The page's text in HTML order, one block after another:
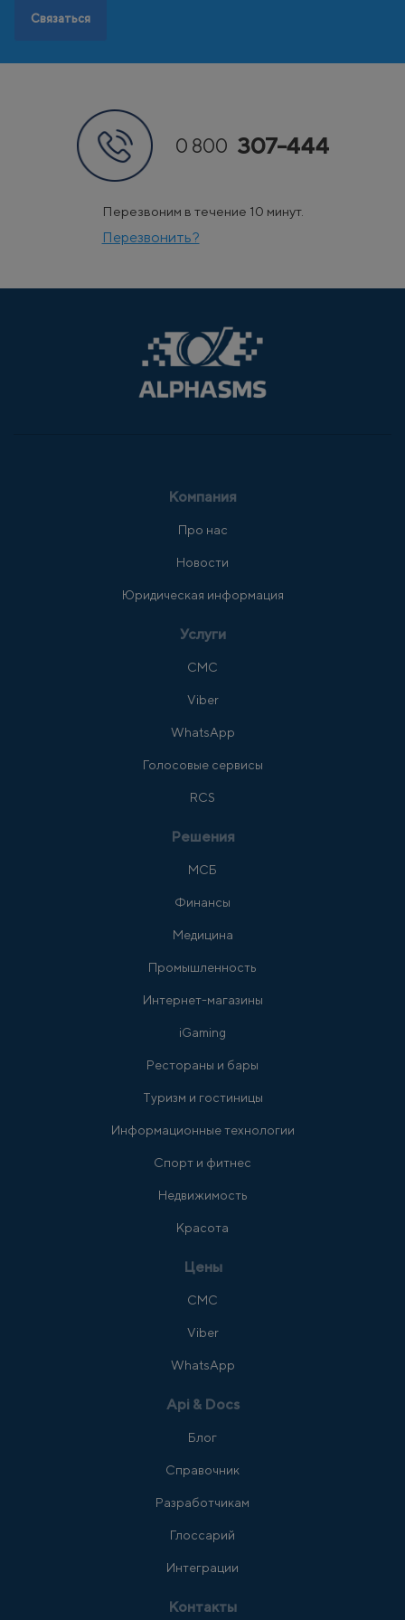
Связаться
0 800 307-444
Перезвоним в течение 10 минут.
Перезвонить?
Компания
Про нас
Новости
Юридическая информация
Услуги
СМС
Viber
WhatsApp
Голосовые сервисы
RCS
Решения
МСБ
Финансы
Медицина
Промышленность
Интернет-магазины
iGaming
Рестораны и бары
Туризм и гостиницы
Информационные технологии
Спорт и фитнес
Недвижимость
Красота
Цены
СМС
Viber
WhatsApp
Api & Docs
Блог
Справочник
Разработчикам
Глоссарий
Интеграции
Контакты